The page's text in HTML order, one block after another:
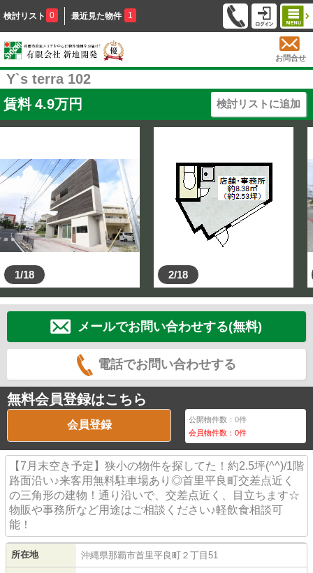
検討リスト 0 最近見た物件 1
お問合せ
Y`s terra 102
賃料 4.9万円 検討リストに追加
1/18 2/18
メールでお問い合わせする(無料)
電話でお問い合わせする
無料会員登録はこちら
会員登録 公開物件数：0件
会員物件数：0件
【7月末空き予定】狭小の物件を探してた！約2.5坪(^^)/1階
路面沿い♪来客用無料駐車場あり◎首里平良町交差点近く
の三角形の建物！通り沿いで、交差点近く、目立ちます☆
物販や事務所など用途はご相談ください♪軽飲食相談可
能！
所在地 沖縄県那覇市首里平良町 ２丁目51